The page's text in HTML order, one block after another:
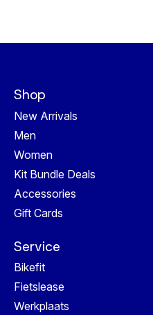
Shop
New Arrivals
Men
Women
Kit Bundle Deals
Accessories
Gift Cards
Service
Bikefit
Fietslease
Werkplaats